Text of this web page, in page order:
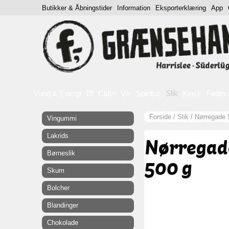
Slik
Forside / Slik / Nørregade
500 g
Vingummi
Lakrids
Børneslik
Skum
Bolcher
Blandinger
Chokolade
Butikker & Åbningstider Information Eksporterklæring App